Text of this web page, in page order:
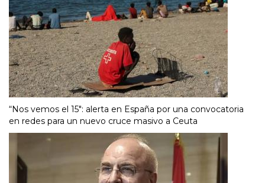
“Nos vemos el 15″: alerta en España por una convocatoria
en redes para un nuevo cruce masivo a Ceuta